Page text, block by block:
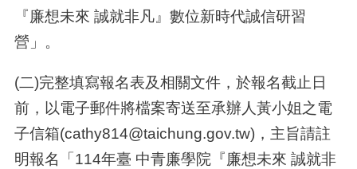
『廉想未來 誠就非凡』數位新時代誠信研習
營」。
(二)完整填寫報名表及相關文件，於報名截止日
前，以電子郵件將檔案寄送至承辦人黃小姐之電
子信箱(cathy814@taichung.gov.tw) ，主旨請註
明報名「114年臺 中青廉學院『廉想未來 誠就非